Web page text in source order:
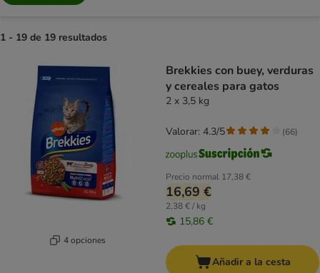
1 - 19 de 19 resultados
4 opciones
Brekkies con buey, verduras
y cereales para gatos
2 x 3,5 kg
Precio normal 17,38 €
16,69 €
2,38 € / kg
15,86 €
Valorar: 4.3/5 (66)
Añadir a la cesta